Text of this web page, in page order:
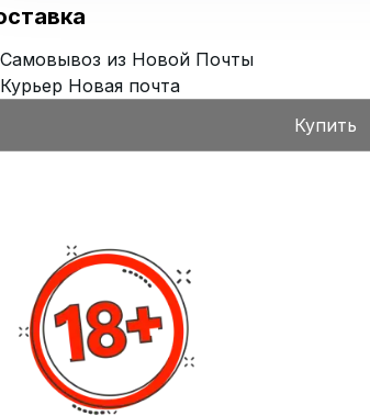
Самовывоз из Новой Почты
Курьер Новая почта
Купить
Марула Кислота